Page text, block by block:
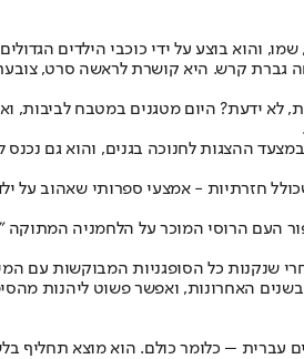
קרש. היא קושרת לראשה סרט,
ידעת? היום מטגנים במטבח לביבות,
ההצגות לחנוכה בגנים, והוא גם
חזרתיות - אמצעי ספרותי שאהוב על
העם הרוסי המוכר על הלחמניה
שנקנות כל הסופגניות המבוקשות עם
האחרונות, ואפשר פשוט ליהנות
עברית – כלומר כולם. הוא מוצא